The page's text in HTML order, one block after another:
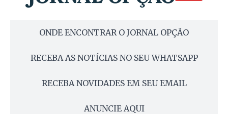
ONDE ENCONTRAR O JORNAL OPÇÃO
RECEBA AS NOTÍCIAS NO SEU WHATSAPP
RECEBA NOVIDADES EM SEU EMAIL
ANUNCIE AQUI